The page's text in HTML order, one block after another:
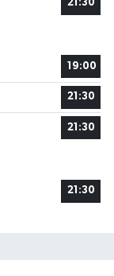
21:30
19:00
21:30
21:30
21:30